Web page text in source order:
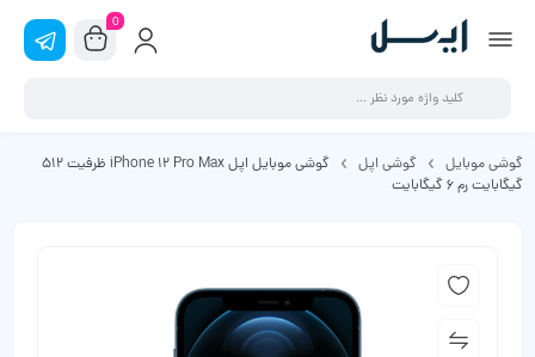
0
گوشی موبایل گوشی اپل
گوشی موبایل اپل iPhone 12 Pro Max ظرفیت 512
گیگابایت رم 6 گیگابایت